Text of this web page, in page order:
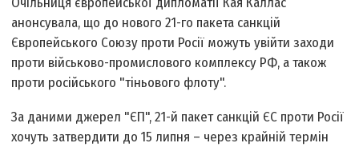
анонсувала, що до нового 21-го пакета санкцій
Європейського Союзу проти Росії можуть увійти заходи
проти військово-промислового комплексу РФ, а також
проти російського "тіньового флоту".
За даними джерел "ЄП", 21-й пакет санкцій ЄС проти Росії
хочуть затвердити до 15 липня – через крайній термін